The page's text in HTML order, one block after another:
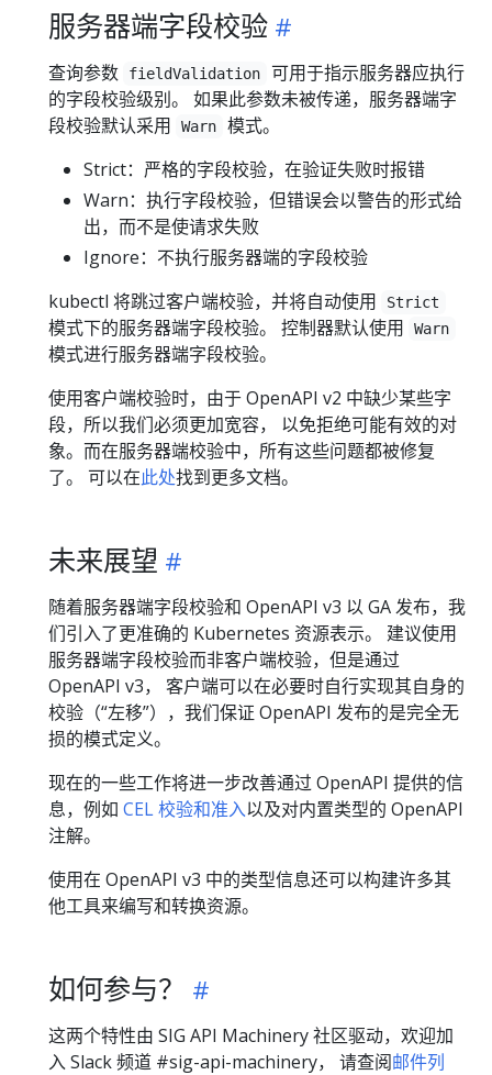
服务器端字段校验
查询参数 fieldValidation
可用于指示服务器应执行
的字段校验级别。 如果此参数未被传递，服务器端字
段校验默认采用
Warn
模式。
Strict：严格的字段校验，在验证失败时报错
Warn：执行字段校验，但错误会以警告的形式给
出，而不是使请求失败
Ignore：不执行服务器端的字段校验
kubectl 将跳过客户端校验，并将自动使用
Strict
模式下的服务器端字段校验。 控制器默认使用 Warn
模式进行服务器端字段校验。
使用客户端校验时，由于 OpenAPI v2 中缺少某些字
段，所以我们必须更加宽容， 以免拒绝可能有效的对
象。而在服务器端校验中，所有这些问题都被修复
了。 可以在此处找到更多文档。
未来展望
随着服务器端字段校验和 OpenAPI v3 以 GA 发布，我
们引入了更准确的 Kubernetes 资源表示。 建议使用
服务器端字段校验而非客户端校验，但是通过
OpenAPI v3， 客户端可以在必要时自行实现其自身的
校验（“左移”），我们保证 OpenAPI 发布的是完全无
损的模式定义。
现在的一些工作将进一步改善通过 OpenAPI 提供的信
息，例如 CEL 校验和准入以及对内置类型的 OpenAPI
注解。
使用在 OpenAPI v3 中的类型信息还可以构建许多其
他工具来编写和转换资源。
如何参与？
这两个特性由 SIG API Machinery 社区驱动，欢迎加
入 Slack 频道 #sig-api-machinery， 请查阅邮件列